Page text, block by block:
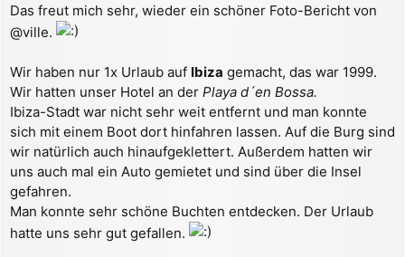
a
g
Das freut mich sehr, wieder ein schöner Foto-Bericht von
@ville.
Wir haben nur 1x Urlaub auf Ibiza gemacht, das war 1999.
Wir hatten unser Hotel an der Playa d´en Bossa.
Ibiza-Stadt war nicht sehr weit entfernt und man konnte
sich mit einem Boot dort hinfahren lassen. Auf die Burg sind
wir natürlich auch hinaufgeklettert. Außerdem hatten wir
uns auch mal ein Auto gemietet und sind über die Insel
gefahren.
Man konnte sehr schöne Buchten entdecken. Der Urlaub
hatte uns sehr gut gefallen.